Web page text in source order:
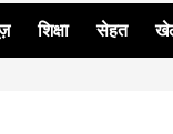
शिक्षा सेहत